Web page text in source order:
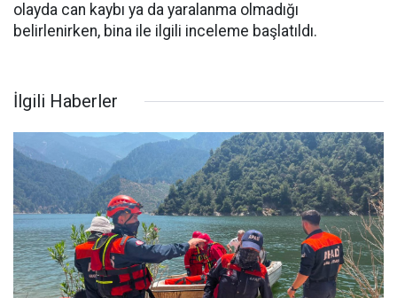
olayda can kaybı ya da yaralanma olmadığı
belirlenirken, bina ile ilgili inceleme başlatıldı.
İlgili Haberler